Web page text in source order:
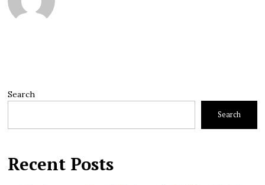
Search
Search
Recent Posts